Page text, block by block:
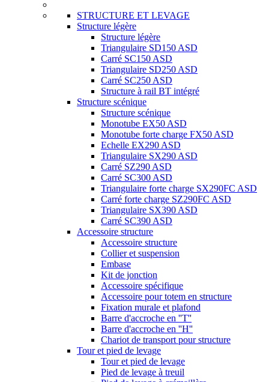
STRUCTURE ET LEVAGE
Structure légère
Structure légère
Triangulaire SD150 ASD
Carré SC150 ASD
Triangulaire SD250 ASD
Carré SC250 ASD
Structure à rail BT intégré
Structure scénique
Structure scénique
Monotube EX50 ASD
Monotube forte charge FX50 ASD
Echelle EX290 ASD
Triangulaire SX290 ASD
Carré SZ290 ASD
Carré SC300 ASD
Triangulaire forte charge SX290FC ASD
Carré forte charge SZ290FC ASD
Triangulaire SX390 ASD
Carré SC390 ASD
Accessoire structure
Accessoire structure
Collier et suspension
Embase
Kit de jonction
Accessoire spécifique
Accessoire pour totem en structure
Fixation murale et plafond
Barre d'accroche en ''T''
Barre d'accroche en ''H''
Chariot de transport pour structure
Tour et pied de levage
Tour et pied de levage
Pied de levage à treuil